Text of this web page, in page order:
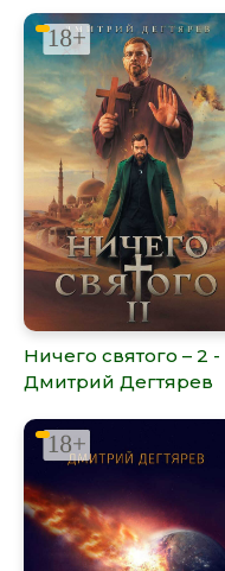
Ничего святого – 2 -
Дмитрий Дегтярев